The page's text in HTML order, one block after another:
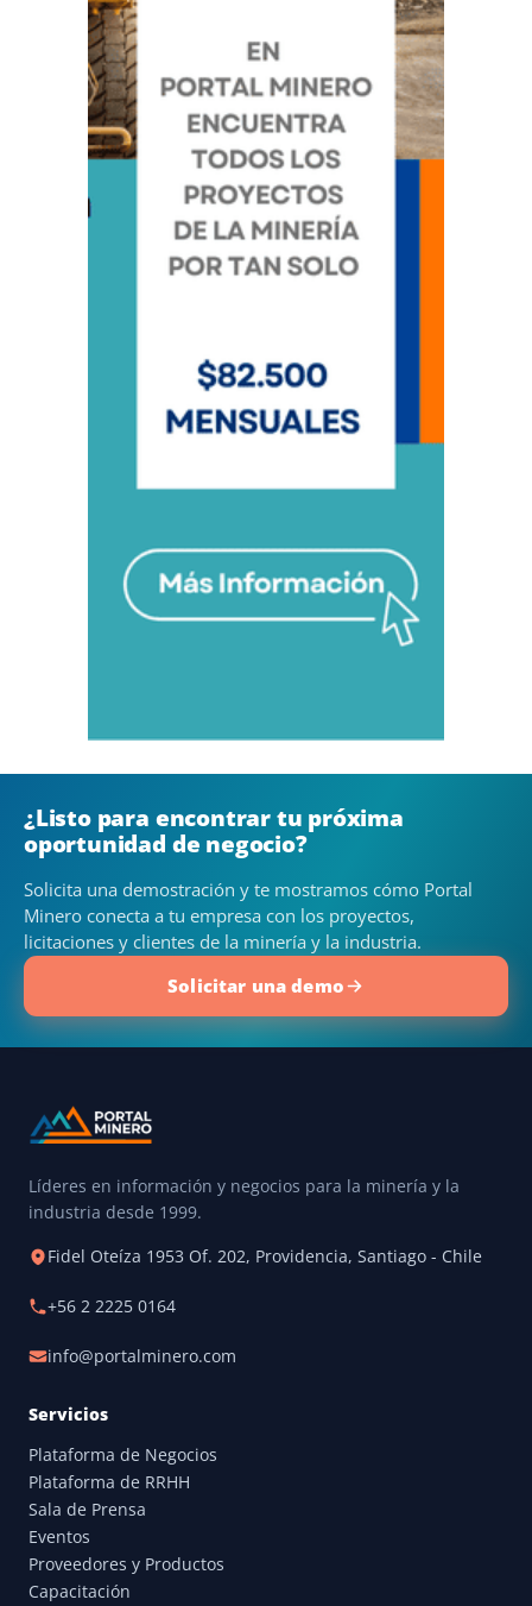
¿Listo para encontrar tu próxima
oportunidad de negocio?
Solicita una demostración y te mostramos cómo Portal
Minero conecta a tu empresa con los proyectos,
licitaciones y clientes de la minería y la industria.
Solicitar una demo
Líderes en información y negocios para la minería y la
industria desde 1999.
Fidel Oteíza 1953 Of. 202, Providencia, Santiago - Chile
+56 2 2225 0164
info@portalminero.com
Servicios
Plataforma de Negocios
Plataforma de RRHH
Sala de Prensa
Eventos
Proveedores y Productos
Capacitación